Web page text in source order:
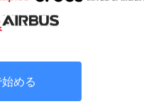
める